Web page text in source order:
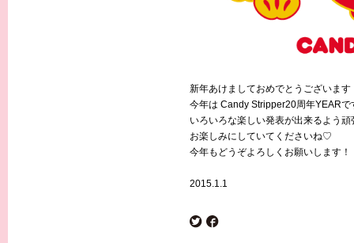
新年あけましておめでとうございます
今年は Candy Stripper20周年YEAR
いろいろな楽しい発表が出来るよう頑
お楽しみにしていてくださいね♡
今年もどうぞよろしくお願いします！
2015.1.1